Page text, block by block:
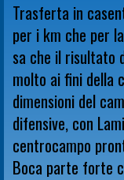
Trasferta in
per i km che per
sa che il risultato
molto ai fini della
dimensioni del
difensive, con
centrocampo
Boca parte forte